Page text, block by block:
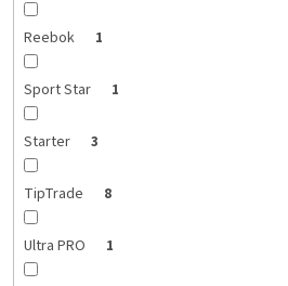
Reebok 1
Sport Star 1
Starter 3
TipTrade 8
Ultra PRO 1